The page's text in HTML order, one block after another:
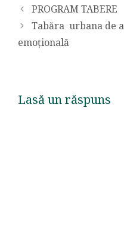
PROGRAM TABERE
Tabăra urbana de
emoțională
Lasă un răspuns